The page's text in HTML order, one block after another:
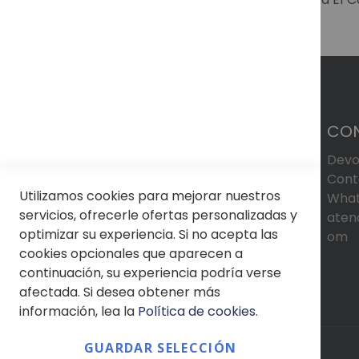
om
Utilizamos cookies para mejorar nuestros
servicios, ofrecerle ofertas personalizadas y
optimizar su experiencia. Si no acepta las
cookies opcionales que aparecen a
continuación, su experiencia podría verse
afectada. Si desea obtener más
información, lea la Política de cookies.
GUARDAR SELECCIÓN